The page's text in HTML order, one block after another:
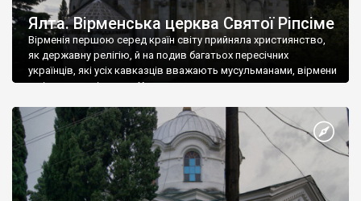
Ялта. Вірменська церква Святої Ріпсіме
Вірменія першою серед країн світу прийняла християнство,
як державну релігію, й на подив багатьох пересічних
українців, які усіх кавказців вважають мусульманами, вірмени
є відданими вірянами Христа